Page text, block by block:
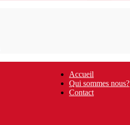
Accueil
Qui sommes nous?
Contact